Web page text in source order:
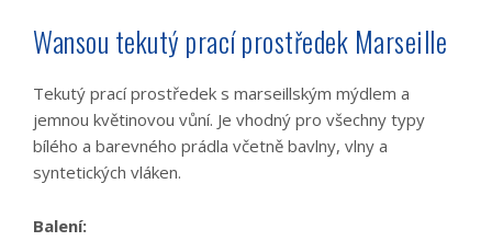
Wansou tekutý prací prostředek Marseille
Tekutý prací prostředek s marseillským mýdlem a
jemnou květinovou vůní. Je vhodný pro všechny typy
bílého a barevného prádla včetně bavlny, vlny a
syntetických vláken.
Balení: